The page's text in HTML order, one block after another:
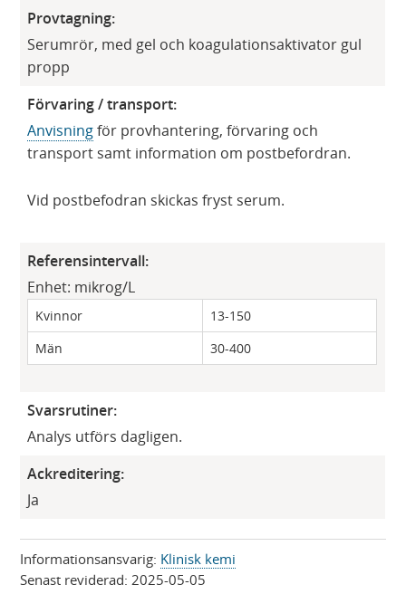
Provtagning:
Serumrör, med gel och koagulationsaktivator gul
propp
Förvaring / transport:
Anvisningför provhantering, förvaring och
transport samt information om postbefordran.
Vid postbefodran skickas fryst serum.
Referensintervall:
Enhet: mikrog/L
Kvinnor
13-150
Män
30-400
Svarsrutiner:
Analys utförs dagligen.
Ackreditering:
Ja
Informationsansvarig: Klinisk kemi
Senast reviderad:2025-05-05